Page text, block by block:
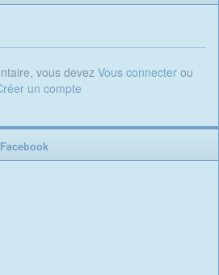
vous devez Vous connecterou
un compte